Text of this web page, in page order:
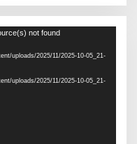
not found
uploads/2025/11/2025-10-05_21-
uploads/2025/11/2025-10-05_21-